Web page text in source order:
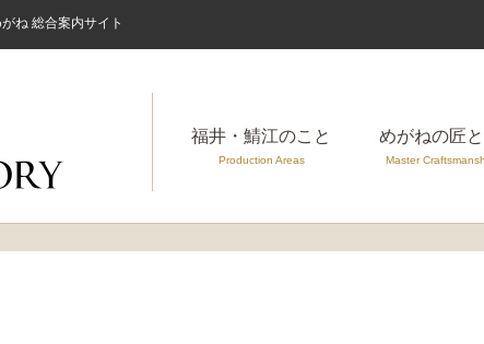
ね 総合案内サイト
福井・鯖江のこと
Production Areas
めがねの匠
Master